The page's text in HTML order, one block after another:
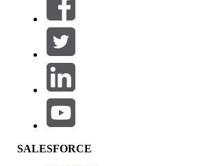
篩選器 (0)
選取篩選
產品區域
功能影響
SALESFORCE